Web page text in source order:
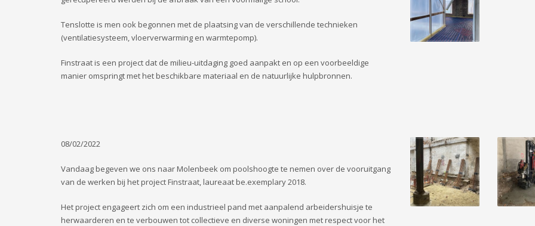
Tenslotte is men ook begonnen met de plaatsing van de verschillende technieken
(ventilatiesysteem, vloerverwarming en warmtepomp).
Finstraat is een project dat de milieu-uitdaging goed aanpakt en op een voorbeeldige
manier omspringt met het beschikbare materiaal en de natuurlijke hulpbronnen.
08/02/2022
Vandaag begeven we ons naar Molenbeek om poolshoogte te nemen over de vooruitgang
van de werken bij het project Finstraat, laureaat be.exemplary 2018.
Het project engageert zich om een industrieel pand met aanpalend arbeidershuisje te
herwaarderen en te verbouwen tot collectieve en diverse woningen met respect voor het